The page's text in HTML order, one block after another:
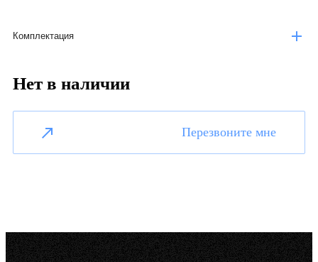
Комплектация
Нет в наличии
Перезвоните мне